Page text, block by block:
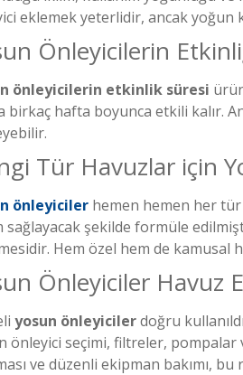
eklemek yeterlidir, ancak yoğun
Önleyicilerin
önleyicilerin etkinlik süresi
birkaç hafta boyunca etkili kalır.
Tür Havuzlar için
önleyiciler hemen hemen her
sağlayacak şekilde formüle
Hem özel hem de kamusal
Önleyiciler Havuz
yosun önleyicilerdoğru
önleyici seçimi, filtreler,
ve düzenli ekipman bakımı,